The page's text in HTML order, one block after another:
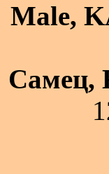
Male,
Самец,